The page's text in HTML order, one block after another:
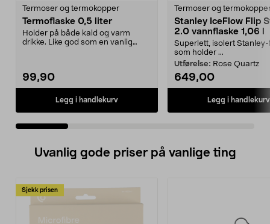
Termoser og termokopper
Termoflaske 0,5 liter
Holder på både kald og varm
drikke. Like god som en vanlig
99,90
Legg i handlekurv
Termoser og
Stanley IceFlow Flip
2.0 vannflaske 1,06 l
Superlett, isolert Stanley-
som holder ...
Utførelse: Rose Quartz
649,00
Legg i handlekurv
Uvanlig gode priser på vanlige ting
Sjekk prisen